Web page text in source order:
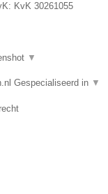
KvK 30261055
▼
Gespecialiseerd in ▼